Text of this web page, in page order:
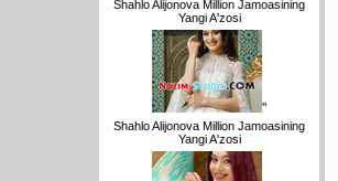
Shahlo Alijonova Million Jamoasining
Yangi A'zosi
"
Shahlo Alijonova Million Jamoasining
Yangi A'zosi